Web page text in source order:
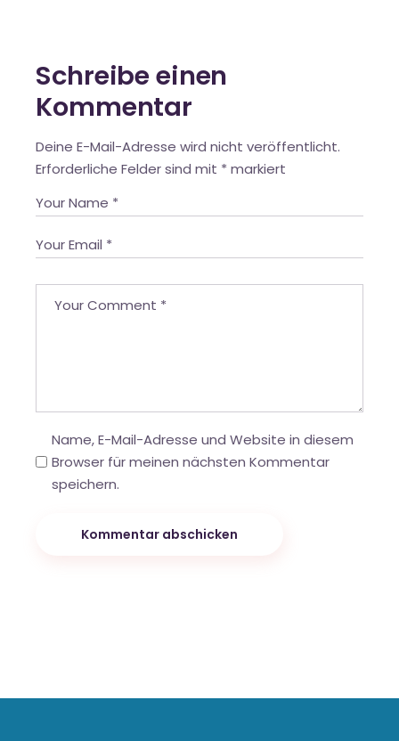
Schreibe einen
Kommentar
Deine E-Mail-Adresse wird nicht veröffentlicht.
Erforderliche Felder sind mit * markiert
Name, E-Mail-Adresse und Website in diesem
Browser für meinen nächsten Kommentar
speichern.
Kommentar abschicken